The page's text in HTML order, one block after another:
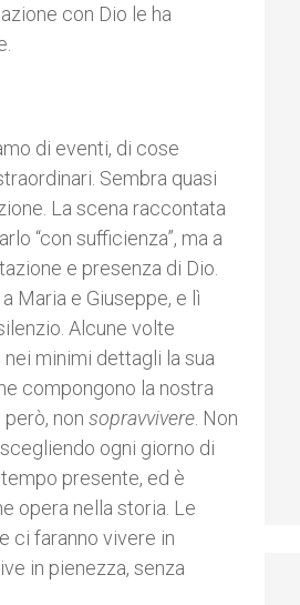
con Dio le ha
di eventi, di cose
Sembra quasi
La scena raccontata
“con sufficienza”, ma a
e presenza di Dio.
Maria e Giuseppe, e lì
Alcune volte
minimi dettagli la sua
compongono la nostra
, però, non sopravvivere . Non
ogni giorno di
presente, ed è
opera nella storia. Le
ci faranno vivere in
in pienezza, senza